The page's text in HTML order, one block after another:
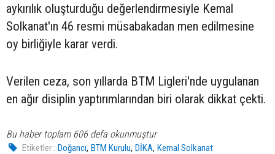
aykırılık oluşturduğu değerlendirmesiyle Kemal
Solkanat'ın 46 resmi müsabakadan men edilmesine
oy birliğiyle karar verdi.
Verilen ceza, son yıllarda BTM Ligleri'nde uygulanan
en ağır disiplin yaptırımlarından biri olarak dikkat çekti.
Bu haber toplam 606 defa okunmuştur
Etiketler : Doğancı,BTM Kurulu,DİKA,Kemal Solkanat